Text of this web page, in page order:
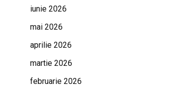
iunie 2026
mai 2026
aprilie 2026
martie 2026
februarie 2026